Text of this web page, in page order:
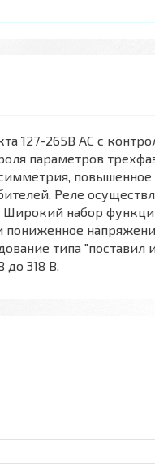
127-265В AC с
параметров
Реле
набор
типа "поставил
до 318 В.